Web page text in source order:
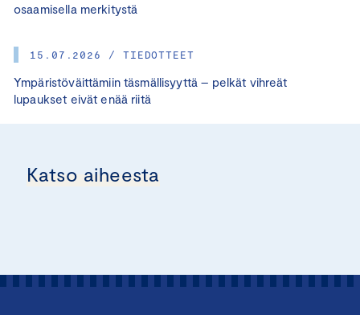
osaamisella merkitystä
15.07.2026 / TIEDOTTEET
Ympäristöväittämiin täsmällisyyttä – pelkät vihreät
lupaukset eivät enää riitä
Katso aiheesta